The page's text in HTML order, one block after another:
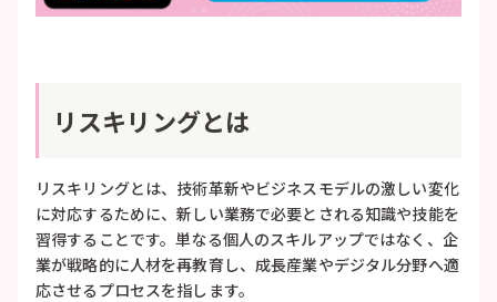
リスキリングとは
リスキリングとは、技術革新やビジネスモデルの激しい変化
に対応するために、新しい業務で必要とされる知識や技能を
習得することです。単なる個人のスキルアップではなく、企
業が戦略的に人材を再教育し、成長産業やデジタル分野へ適
応させるプロセスを指します。